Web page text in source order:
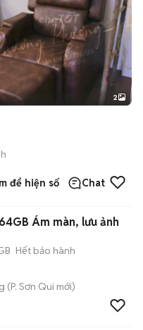
2
để hiện số Chat
Ám màn, lưu ảnh
Hết bảo hành
(P. Sơn Qui mới)